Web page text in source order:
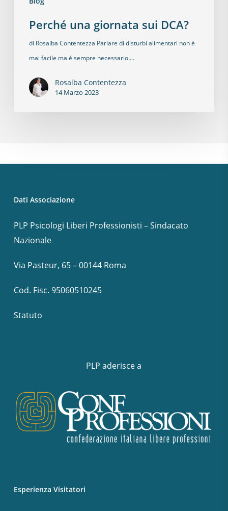
Perché una giornata sui DCA?
di Rosalba Contentezza Parlare di disturbi alimentari non è
mai facile ma è sempre necessario.…
Rosalba Contentezza
14 Marzo 2023
Dati Associazione
PLP Psicologi Liberi Professionisti – Sindacato
Nazionale
Via Pasteur, 65 – 00144 Roma
Cod. Fisc. 95060510245
Statuto
PLP aderisce a
Esperienza Visitatori